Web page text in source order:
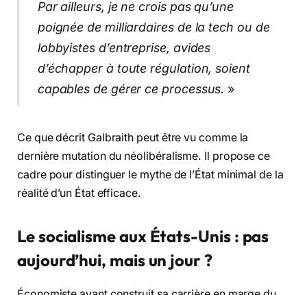
Par ailleurs, je ne crois pas qu’une
poignée de milliardaires de la tech ou de
lobbyistes d’entreprise, avides
d’échapper à toute régulation, soient
capables de gérer ce processus. »
Ce que décrit Galbraith peut être vu comme la
dernière mutation du néolibéralisme. Il propose ce
cadre pour distinguer le mythe de l’État minimal de la
réalité d’un État efficace.
Le socialisme aux États-Unis : pas
aujourd’hui, mais un jour ?